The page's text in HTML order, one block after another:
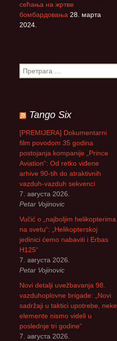
сећања на жртве
бомбардовања 28. марта
2024.
П
р
а
г
а
з
а
:
Tango Six
[PREMIJERA] Dokumentarni
film povodom 35 godina
postojanja kompanije „Prince
Aviation“: Od retko viđene
arhive 90-tih do atraktivnih
vazduh-vazduh sekvenci
7. августа 2026.
Petar Vojinovic
Vučić o „najboljim helikopterima
na svetu“: „Helikopterskoj
jedinici ćemo nabaviti i Erbas
H125“
7. августа 2026.
Petar Vojinovic
Novi detalji uvežbavanja 98.
vazduhoplovne brigade: „Novi
sadržaji u taktici upotrebe, neke
elemente nismo videli u
poslednje tri godine“
7. августа 2026.